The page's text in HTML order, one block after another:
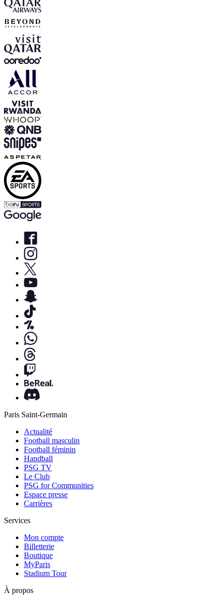
Paris Saint-Germain
Actualité
Football masculin
Football féminin
Handball
PSG TV
Le Club
PSG for Communities
Espace presse
Carrières
Services
Mon compte
Billetterie
Boutique
MyParis
Stadium Tour
À propos